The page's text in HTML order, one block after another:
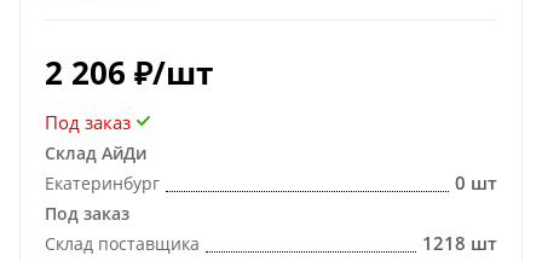
2 206 ₽/шт
Под заказ
Склад АйДи
Екатеринбург
0 шт
Под заказ
Склад поставщика
1218 шт